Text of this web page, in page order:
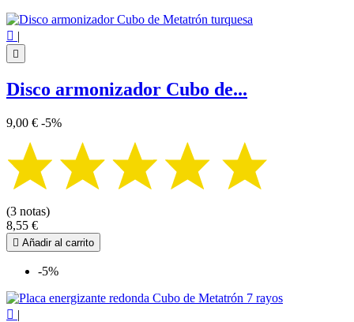
 |

Disco armonizador Cubo de...
9,00 € -5%
(3 notas)
8,55 €
 Añadir al carrito
-5%
 |